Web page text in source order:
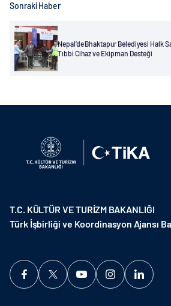
Sonraki Haber
Nepal’de Bhaktapur Belediyesi Halk
Tıbbi Cihaz ve Ekipman Desteği
T.C. KÜLTÜR VE TURİZM BAKANLIĞI
Türk İşbirliği ve Koordinasyon Ajansı